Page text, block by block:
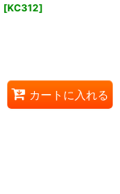
[KC312]
カートに入れる